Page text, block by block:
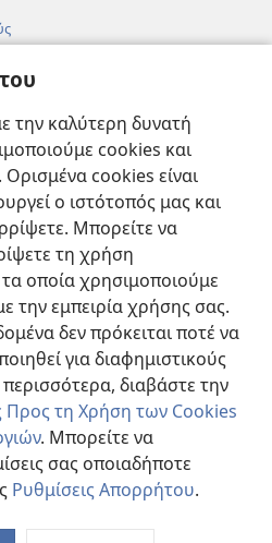
την καλύτερη δυνατή
cookies και
Ορισμένα cookies είναι
ο ιστότοπός μας και
Μπορείτε να
τη χρήση
οποία χρησιμοποιούμε
την εμπειρία χρήσης σας.
δεν πρόκειται ποτέ να
για διαφημιστικούς
διαβάστε την
Προς τη Χρήση των Cookies
. Μπορείτε να
σας οποιαδήποτε
Ρυθμίσεις Απορρήτου.
Φορείς και ΜΜΕ
της Σκοπιάς™
and Tract Society of Pennsylvania.
|ΡΥΘΜΙΣΕΙΣ ΑΠΟΡΡΗΤΟΥ